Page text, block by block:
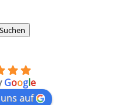
Suchen
Google
auf